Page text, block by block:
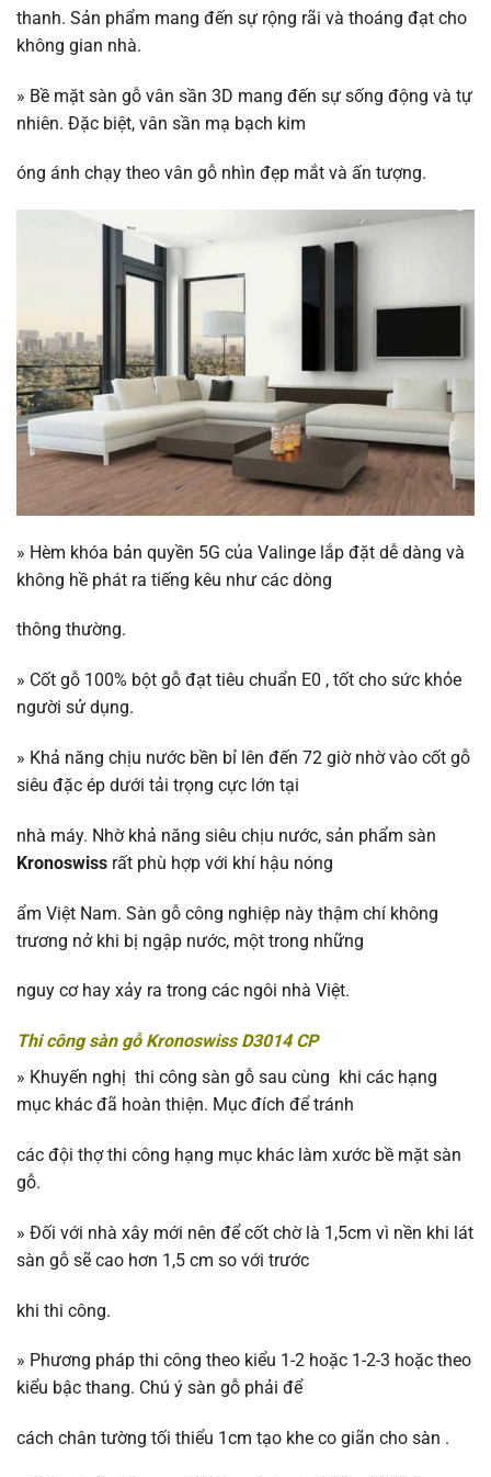
thanh. Sản phẩm mang đến sự rộng rãi và thoáng đạt cho
không gian nhà.
» Bề mặt sàn gỗ vân sần 3D mang đến sự sống động và tự
nhiên. Đặc biệt, vân sần mạ bạch kim
óng ánh chạy theo vân gỗ nhìn đẹp mắt và ấn tượng.
» Hèm khóa bản quyền 5G của Valinge lắp đặt dễ dàng và
không hề phát ra tiếng kêu như các dòng
thông thường.
» Cốt gỗ 100% bột gỗ đạt tiêu chuẩn E0 , tốt cho sức khỏe
người sử dụng.
» Khả năng chịu nước bền bỉ lên đến 72 giờ nhờ vào cốt gỗ
siêu đặc ép dưới tải trọng cực lớn tại
nhà máy. Nhờ khả năng siêu chịu nước, sản phẩm sàn
Kronoswiss rất phù hợp với khí hậu nóng
ẩm Việt Nam. Sàn gỗ công nghiệp này thậm chí không
trương nở khi bị ngập nước, một trong những
nguy cơ hay xảy ra trong các ngôi nhà Việt.
Thi công sàn gỗ Kronoswiss D3014 CP
» Khuyến nghị thi công sàn gỗ sau cùng khi các hạng
mục khác đã hoàn thiện. Mục đích để tránh
các đội thợ thi công hạng mục khác làm xước bề mặt sàn
gỗ.
» Đối với nhà xây mới nên để cốt chờ là 1,5cm vì nền khi lát
sàn gỗ sẽ cao hơn 1,5 cm so với trước
khi thi công.
» Phương pháp thi công theo kiểu 1-2 hoặc 1-2-3 hoặc theo
kiểu bậc thang. Chú ý sàn gỗ phải để
cách chân tường tối thiểu 1cm tạo khe co giãn cho sàn .